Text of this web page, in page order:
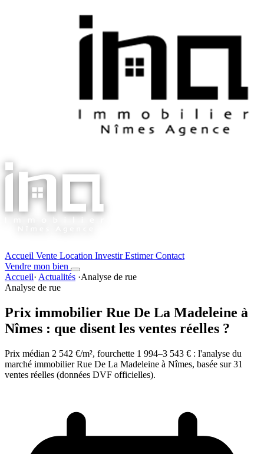
Accueil Vente Location InvestirEstimerContact
Vendre mon bien
Accueil· Actualités ·Analyse de rue
Analyse de rue
Prix immobilier Rue De La Madeleine à
Nîmes : que disent les ventes réelles ?
Prix médian 2 542 €/m², fourchette 1 994–3 543 € : l'analyse du
marché immobilier Rue De La Madeleine à Nîmes, basée sur 31
ventes réelles (données DVF officielles).